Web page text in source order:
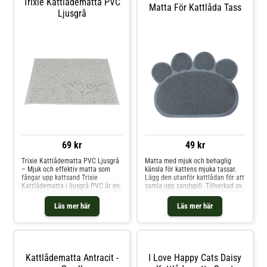
fuktavvisande.
Ljusgrå
69 kr
Läs mer här
Trixie Kattlådematta PVC Ljusgrå
– Mjuk och effektiv matta som
fångar upp kattsand Trixie
Kattlådematta i ljusgrå PVC är en
praktisk matta som passar alla
typer av kattlådor. Den hjälper till
att fånga upp kattsand från
kattens tassar när den lämnar
för känsliga katter tack vare sin
mjuka struktur. Hur fungerar en
Matta För Kattlåda Tass
49 kr
Läs mer här
Matta med mjuk och behaglig
känsla för kattens mjuka tassar.
Lägg den utanför kattlådan för att
samla upp sandspill. Tillverkad av
PVC. Kan enkelt sköljas av.
Kattlådematta Antracit -
I Love Happy Cats Daisy